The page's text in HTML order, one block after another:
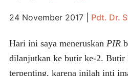
24 November 2017| Pdt. Dr.
Hari ini saya meneruskan PIR
dilanjutkan ke butir ke-2. Butir
terpenting, karena inilah inti